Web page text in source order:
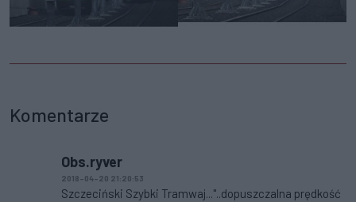
Komentarze
Obs.ryver
2018-04-20 21:20:53
Szczeciński Szybki Tramwaj..."..dopuszczalna prędkość